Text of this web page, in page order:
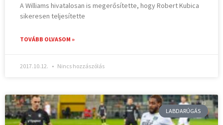
A Williams hivatalosan is megerősítette, hogy Robert Kubica
sikeresen teljesítette
TOVÁBB OLVASOM »
2017.10.12. Nincs hozzászólás
LABDARÚGÁS